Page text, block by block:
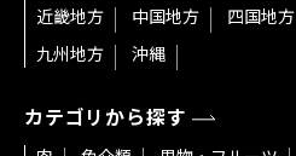
近畿地方
中国地方
四国地方
九州地方
沖縄
カテゴリから探す